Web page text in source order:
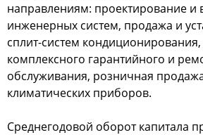
направлениям: проектирование
инженерных систем, продажа и
сплит-систем
комплексного гарантийного и
обслуживания, розничная
климатических приборов.
Среднегодовой оборот капитала